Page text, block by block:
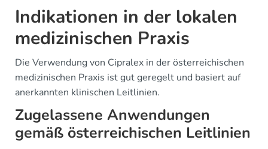
Indikationen in der lokalen
medizinischen Praxis
Die Verwendung von Cipralex in der österreichischen
medizinischen Praxis ist gut geregelt und basiert auf
anerkannten klinischen Leitlinien.
Zugelassene Anwendungen
gemäß österreichischen Leitlinien